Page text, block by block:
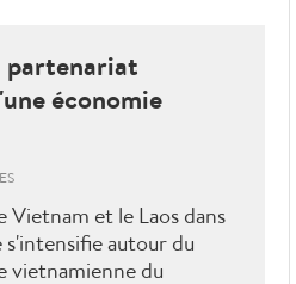
partenariat
économie
et le Laos dans
autour du
vietnamienne du